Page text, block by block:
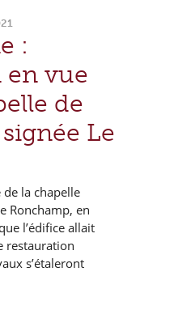
:
en vue
de
Le
de la chapelle
Ronchamp, en
l’édifice allait
restauration
s’étaleront